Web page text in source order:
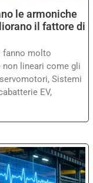
le armoniche
il fattore di
fanno molto
lineari come gli
Sistemi
EV,